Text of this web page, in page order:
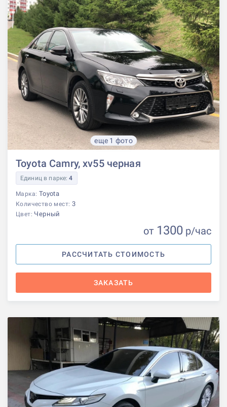
еще 1 фото
Toyota Camry, xv55 черная
Единиц в парке:4
Марка: Toyota
Количество мест: 3
Цвет: Черный
от 1300 р/час
РАССЧИТАТЬ СТОИМОСТЬ
ЗАКАЗАТЬ